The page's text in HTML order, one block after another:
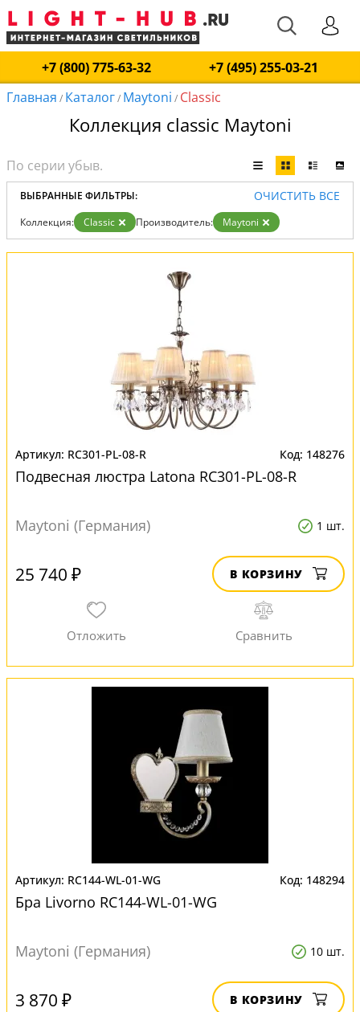
+7 (800) 775-63-32
+7 (495) 255-03-21
Главная / Каталог/ Maytoni / Classic
Коллекция classic Maytoni
ВЫБРАННЫЕ ФИЛЬТРЫ: ОЧИСТИТЬ ВСЕ
Коллекция: Classic Производитель: Maytoni
RC301-PL-08-R 148276
Подвесная люстра Latona RC301-PL-08-R
Maytoni (Германия) 1 шт.
25 740 ₽ В КОРЗИНУ
RC144-WL-01-WG 148294
Бра Livorno RC144-WL-01-WG
Maytoni (Германия) 10 шт.
3 870 ₽ В КОРЗИНУ